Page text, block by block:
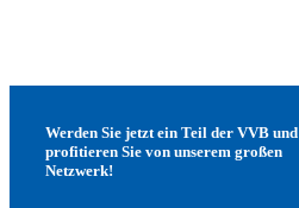
Werden Sie jetzt ein Teil der VVB und
profitieren Sie von unserem großen
Netzwerk!